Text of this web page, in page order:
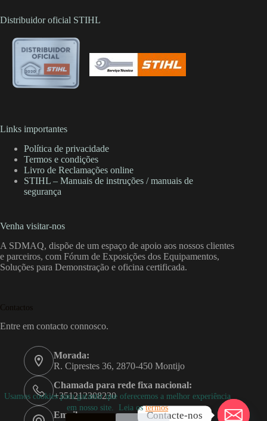
Usamos cookies para garantir que oferecemos a melhor experiência
em nosso site. Leia ostermos
Distribuidor oficial STIHL
Links importantes
Política de privacidade
Termos e condições
Livro de Reclamações online
STIHL – Manuais de instruções / manuais de
segurança
Venha visitar-nos
A SDMAQ, dispõe de um espaço de apoio aos nossos clientes
e parceiros, com Fórum de Exposições dos Equipamentos,
Soluções para Demonstração e oficina certificada.
Contactos
Entre em contacto connosco.
Morada:
R. Ciprestes 36, 2870-450 Montijo
Chamada para rede fixa nacional:
+351212308230
Email:
Contacte-nos